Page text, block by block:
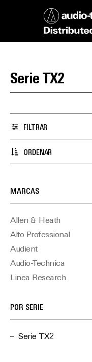
Serie TX2
ORDENAR
FILTRAR
MARCAS
Allen & Heath
Alto Professional
Audient
Audio-Technica
Linea Research
Optimal Audio
TiMax
POR SERIE
Serie TX2